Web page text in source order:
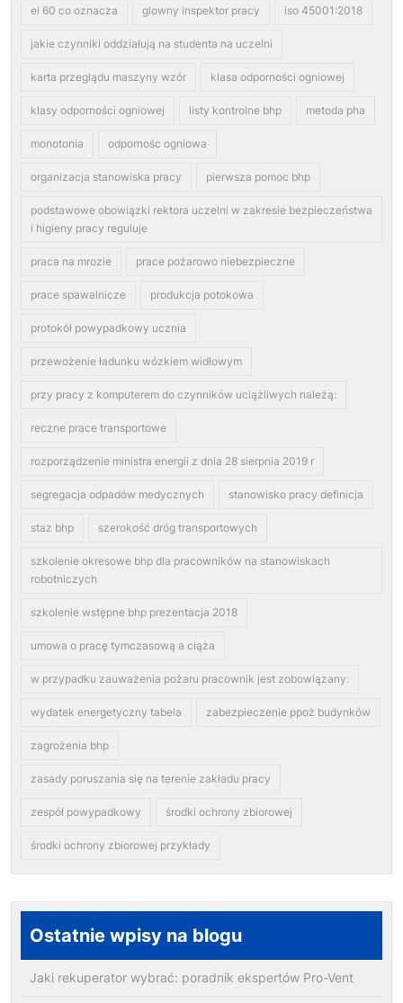
ei 60 co oznacza glowny inspektor pracy iso 45001:2018
jakie czynniki oddziałują na studenta na uczelni
karta przeglądu maszyny wzór klasa odporności ogniowej
klasy odporności ogniowej listy kontrolne bhp metoda pha
monotonia odpornośc ogniowa
organizacja stanowiska pracy pierwsza pomoc bhp
podstawowe obowiązki rektora uczelni w zakresie bezpieczeństwa
i higieny pracy reguluje
praca na mrozie prace pożarowo niebezpieczne
prace spawalnicze produkcja potokowa
protokół powypadkowy ucznia
przewożenie ładunku wózkiem widłowym
przy pracy z komputerem do czynników uciążliwych należą:
reczne prace transportowe
rozporządzenie ministra energii z dnia 28 sierpnia 2019 r
segregacja odpadów medycznych stanowisko pracy definicja
staz bhp szerokość dróg transportowych
szkolenie okresowe bhp dla pracowników na stanowiskach
robotniczych
szkolenie wstępne bhp prezentacja 2018
umowa o pracę tymczasową a ciąża
w przypadku zauważenia pożaru pracownik jest zobowiązany:
wydatek energetyczny tabela zabezpieczenie ppoż budynków
zagrożenia bhp
zasady poruszania się na terenie zakładu pracy
zespół powypadkowy środki ochrony zbiorowej
środki ochrony zbiorowej przykłady
Ostatnie wpisy na blogu
Jaki rekuperator wybrać: poradnik ekspertów Pro-Vent